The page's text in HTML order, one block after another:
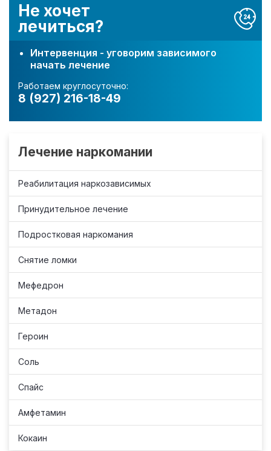
Не хочет
лечиться?
Интервенция - уговорим зависимого
начать лечение
Работаем круглосуточно:
8 (927) 216-18-49
Лечение наркомании
Реабилитация наркозависимых
Принудительное лечение
Подростковая наркомания
Снятие ломки
Мефедрон
Метадон
Героин
Соль
Спайс
Амфетамин
Кокаин